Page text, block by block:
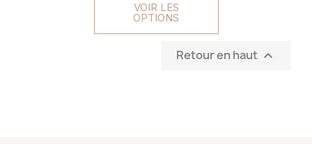
VOIR LES
OPTIONS
Retour en haut 